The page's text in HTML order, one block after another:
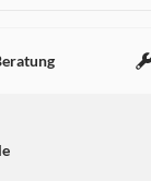
anpassen